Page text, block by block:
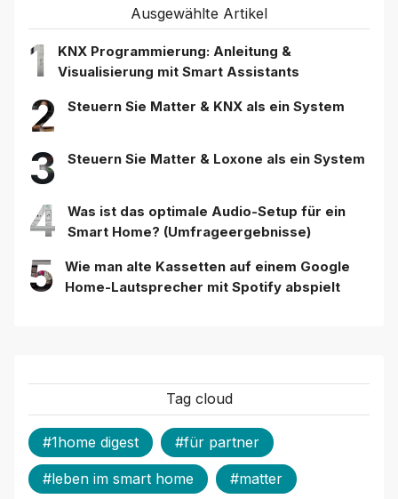
Ausgewählte Artikel
1
KNX Programmierung: Anleitung &
Visualisierung mit Smart Assistants
2 Steuern Sie Matter & KNX als ein System
3 Steuern Sie Matter & Loxone als ein System
4
Was ist das optimale Audio-Setup für ein
Smart Home? (Umfrageergebnisse)
5
Wie man alte Kassetten auf einem Google
Home-Lautsprecher mit Spotify abspielt
Tag cloud
#1home digest #für partner
#leben im smart home #matter